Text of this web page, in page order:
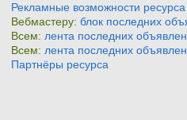
Рекламные возможности ресурса
Вебмастеру:блок последних
Всем: лента последних
Всем: лента последних
Партнёры ресурса